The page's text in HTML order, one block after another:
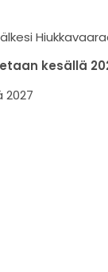
kesällä
2027